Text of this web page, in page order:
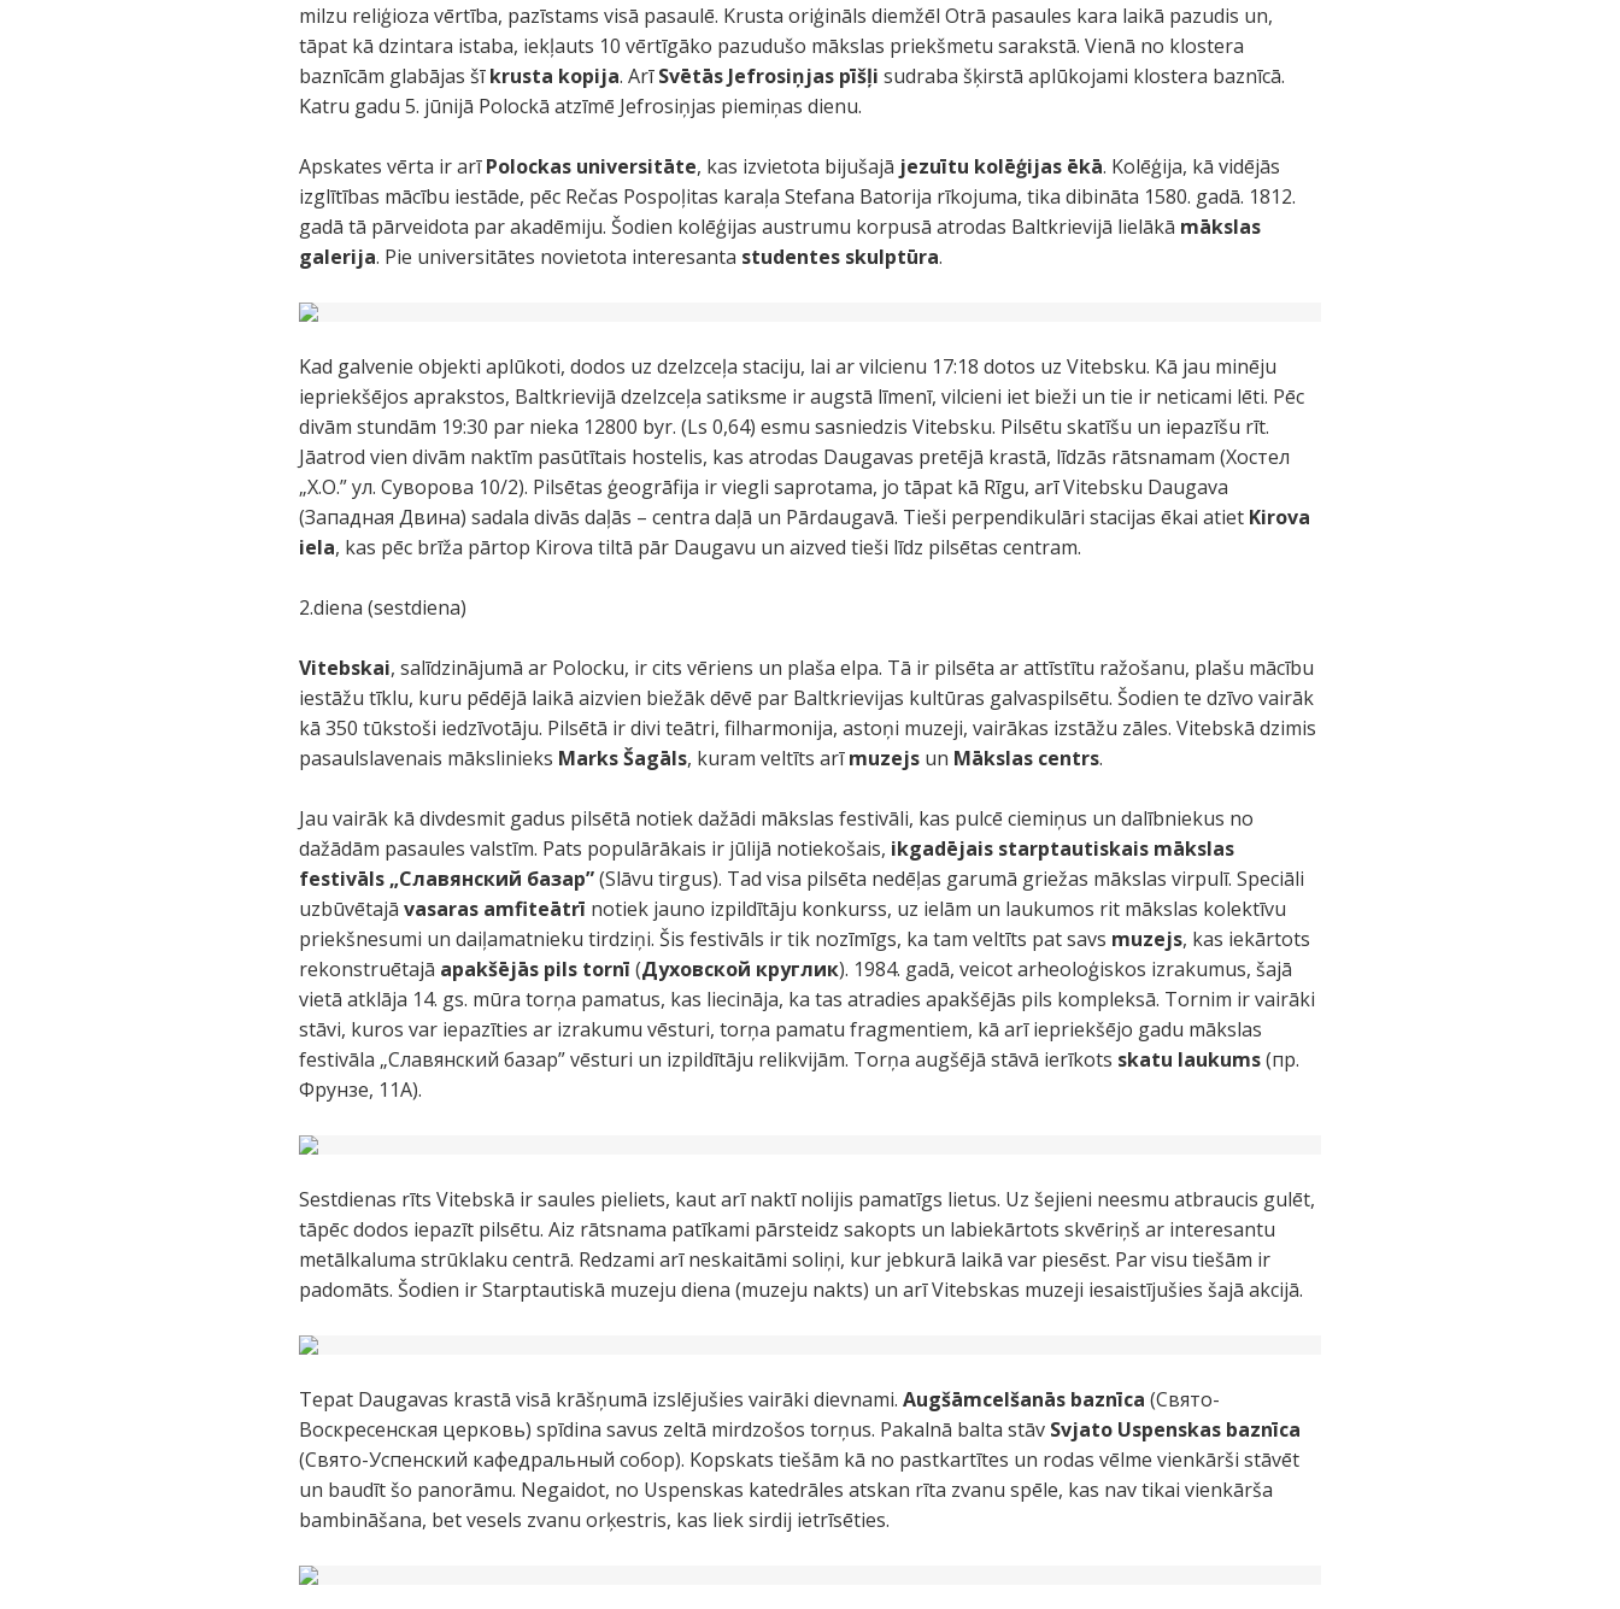
milzu reliģioza vērtība, pazīstams visā pasaulē. Krusta oriģināls diemžēl Otrā pasaules kara laikā pazudis un,
tāpat kā dzintara istaba, iekļauts 10 vērtīgāko pazudušo mākslas priekšmetu sarakstā. Vienā no klostera
baznīcām glabājas šīkrusta kopija. ArīSvētās Jefrosiņjas pīšļi sudraba šķirstā aplūkojami klostera baznīcā.
Katru gadu 5. jūnijā Polockā atzīmē Jefrosiņjas piemiņas dienu.
Apskates vērta ir arīPolockas universitāte, kas izvietota bijušajā jezuītu kolēģijas ēkā. Kolēģija, kā vidējās
izglītības mācību iestāde, pēc Rečas Pospoļitas karaļa Stefana Batorija rīkojuma, tika dibināta 1580. gadā. 1812.
gadā tā pārveidota par akadēmiju. Šodien kolēģijas austrumu korpusā atrodas Baltkrievijā lielākā mākslas
galerija. Pie universitātes novietota interesanta studentes skulptūra.
Kad galvenie objekti aplūkoti, dodos uz dzelzceļa staciju, lai ar vilcienu 17:18 dotos uz Vitebsku. Kā jau minēju
iepriekšējos aprakstos, Baltkrievijā dzelzceļa satiksme ir augstā līmenī, vilcieni iet bieži un tie ir neticami lēti. Pēc
divām stundām 19:30 par nieka 12800 byr. (Ls 0,64) esmu sasniedzis Vitebsku. Pilsētu skatīšu un iepazīšu rīt.
Jāatrod vien divām naktīm pasūtītais hostelis, kas atrodas Daugavas pretējā krastā, līdzās rātsnamam (Хостел
„Х.О.” ул. Суворова 10/2). Pilsētas ģeogrāfija ir viegli saprotama, jo tāpat kā Rīgu, arī Vitebsku Daugava
(Западная Двина) sadala divās daļās – centra daļā un Pārdaugavā. Tieši perpendikulāri stacijas ēkai atiet Kirova
iela, kas pēc brīža pārtop Kirova tiltā pār Daugavu un aizved tieši līdz pilsētas centram.
2.diena (sestdiena)
Vitebskai, salīdzinājumā ar Polocku, ir cits vēriens un plaša elpa. Tā ir pilsēta ar attīstītu ražošanu, plašu mācību
iestāžu tīklu, kuru pēdējā laikā aizvien biežāk dēvē par Baltkrievijas kultūras galvaspilsētu. Šodien te dzīvo vairāk
kā 350 tūkstoši iedzīvotāju. Pilsētā ir divi teātri, filharmonija, astoņi muzeji, vairākas izstāžu zāles. Vitebskā dzimis
pasaulslavenais mākslinieks Marks Šagāls, kuram veltīts arīmuzejs un Mākslas centrs.
Jau vairāk kā divdesmit gadus pilsētā notiek dažādi mākslas festivāli, kas pulcē ciemiņus un dalībniekus no
dažādām pasaules valstīm. Pats populārākais ir jūlijā notiekošais, ikgadējais starptautiskais mākslas
festivāls „Славянский базар”(Slāvu tirgus). Tad visa pilsēta nedēļas garumā griežas mākslas virpulī. Speciāli
uzbūvētajāvasaras amfiteātrī notiek jauno izpildītāju konkurss, uz ielām un laukumos rit mākslas kolektīvu
priekšnesumi un daiļamatnieku tirdziņi. Šis festivāls ir tik nozīmīgs, ka tam veltīts pat savs muzejs, kas iekārtots
rekonstruētajā apakšējās pils tornī(Духовской круглик). 1984. gadā, veicot arheoloģiskos izrakumus, šajā
vietā atklāja 14. gs. mūra torņa pamatus, kas liecināja, ka tas atradies apakšējās pils kompleksā. Tornim ir vairāki
stāvi, kuros var iepazīties ar izrakumu vēsturi, torņa pamatu fragmentiem, kā arī iepriekšējo gadu mākslas
festivāla „Славянский базар” vēsturi un izpildītāju relikvijām. Torņa augšējā stāvā ierīkots skatu laukums(пр.
Фрунзе, 11A).
Sestdienas rīts Vitebskā ir saules pieliets, kaut arī naktī nolijis pamatīgs lietus. Uz šejieni neesmu atbraucis gulēt,
tāpēc dodos iepazīt pilsētu. Aiz rātsnama patīkami pārsteidz sakopts un labiekārtots skvēriņš ar interesantu
metālkaluma strūklaku centrā. Redzami arī neskaitāmi soliņi, kur jebkurā laikā var piesēst. Par visu tiešām ir
padomāts. Šodien ir Starptautiskā muzeju diena (muzeju nakts) un arī Vitebskas muzeji iesaistījušies šajā akcijā.
Tepat Daugavas krastā visā krāšņumā izslējušies vairāki dievnami.Augšāmcelšanās baznīca (Свято-
Воскресенская церковь) spīdina savus zeltā mirdzošos torņus. Pakalnā balta stāv Svjato Uspenskas baznīca
(Свято-Успенский кафедральный собор). Kopskats tiešām kā no pastkartītes un rodas vēlme vienkārši stāvēt
un baudīt šo panorāmu. Negaidot, no Uspenskas katedrāles atskan rīta zvanu spēle, kas nav tikai vienkārša
bambināšana, bet vesels zvanu orķestris, kas liek sirdij ietrīsēties.